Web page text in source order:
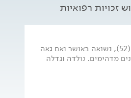
זכויות רפואיות
לבנת פורן (52), נשואה באושר ואם גאה
מדהימים. נולדה וגדלה